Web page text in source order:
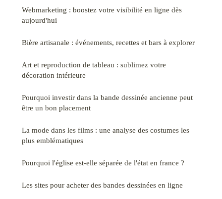
Webmarketing : boostez votre visibilité en ligne dès
aujourd'hui
Bière artisanale : événements, recettes et bars à explorer
Art et reproduction de tableau : sublimez votre
décoration intérieure
Pourquoi investir dans la bande dessinée ancienne peut
être un bon placement
La mode dans les films : une analyse des costumes les
plus emblématiques
Pourquoi l'église est-elle séparée de l'état en france ?
Les sites pour acheter des bandes dessinées en ligne